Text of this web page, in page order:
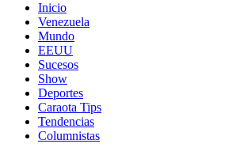
Inicio
Venezuela
Mundo
EEUU
Sucesos
Show
Deportes
Caraota Tips
Tendencias
Columnistas